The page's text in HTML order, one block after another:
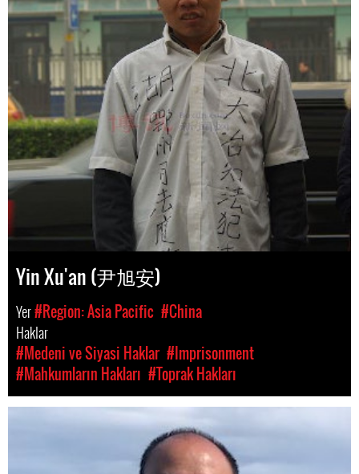
Yin Xu'an (尹旭安)
Yer#Region: Asia Pacific #China
Haklar
#Medeni ve Siyasi Haklar #Imprisonment
#Mahkumların Hakları #Toprak Hakları